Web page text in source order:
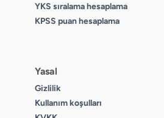
YKS sıralama hesaplama
KPSS puan hesaplama
Yasal
Gizlilik
Kullanım koşulları